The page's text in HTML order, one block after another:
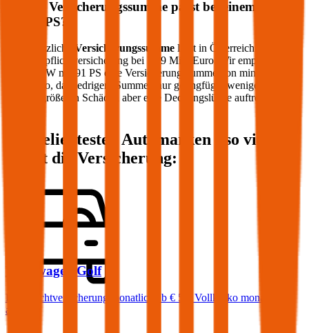
Welche Versicherungssumme passt bei einem PKW
PS?
Die gesetzliche Versicherungssumme liegt in Österreich bei der
Kfz-Haftpflichtversicherung bei 7,79 Mio. Euro. Wir empfehlen für
Ihren PKW mit
91 PS eine Versicherungssumme von mindestens 20
Mio. Euro, da niedrigere Summen nur geringfügig weniger kosten
und bei größeren Schäden aber eine Deckungslücke auftreten
Die beliebtesten Automarken - so viel
kostet die Versicherung:
Volkswagen Golf
Haftpflichtversicherung monatlich ab € 50
Vollkasko monatlich
ab …